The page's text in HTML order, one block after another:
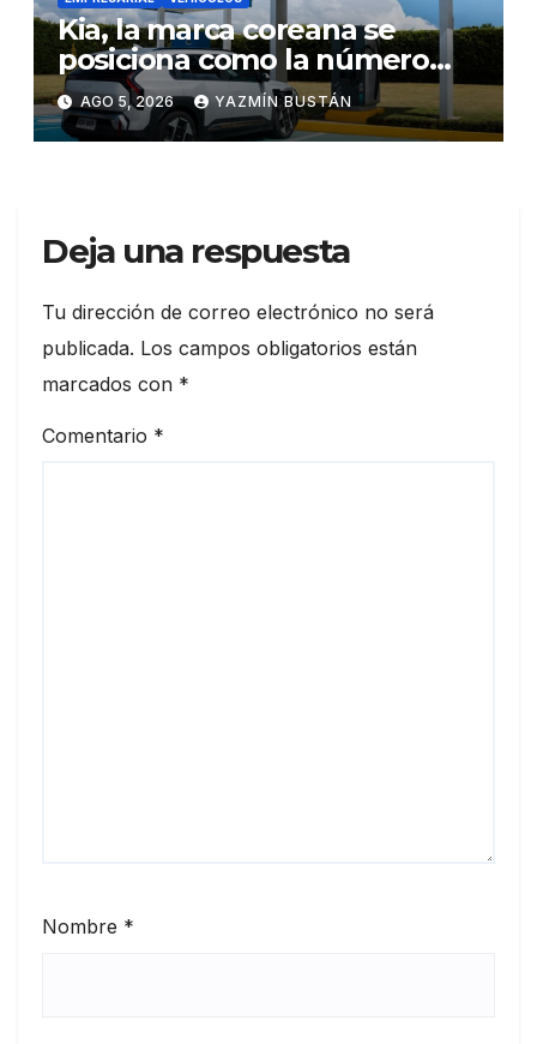
Kia, la marca coreana se
posiciona como la número
uno en ventas de vehículos
eléctricos en Ecuador
durante julio
AGO 5, 2026 YAZMÍN BUSTÁN
Deja una respuesta
Tu dirección de correo electrónico no será
publicada. Los campos obligatorios están
marcados con *
Comentario *
Nombre *